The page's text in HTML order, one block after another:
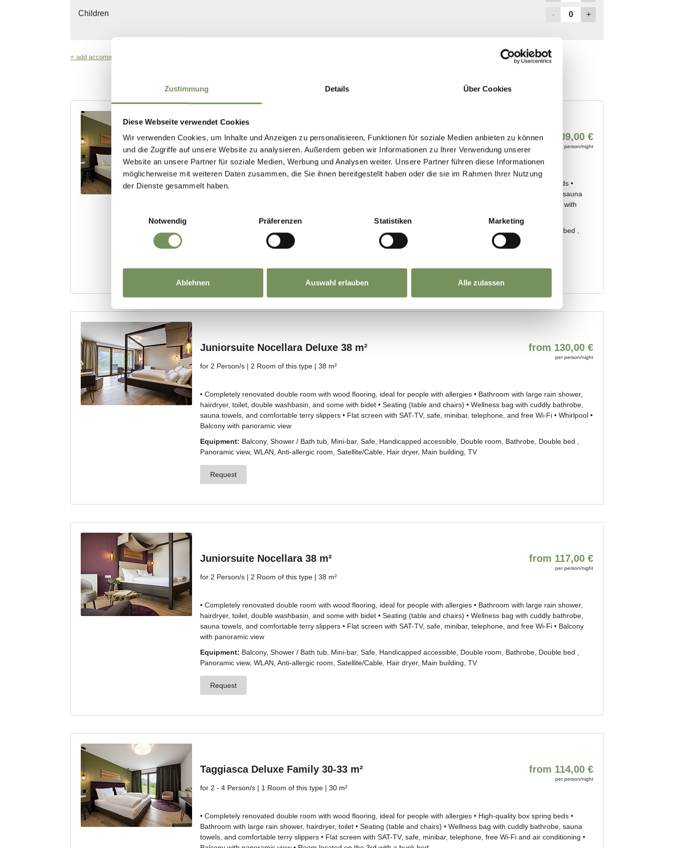
Zustimmung Details Über Cookies
Diese Webseite verwendet Cookies
Wir verwenden Cookies, um Inhalte und Anzeigen zu personalisieren, Funktionen für soziale Medien anbieten zu können
und die Zugriffe auf unsere Website zu analysieren. Außerdem geben wir Informationen zu Ihrer Verwendung unserer
Website an unsere Partner für soziale Medien, Werbung und Analysen weiter. Unsere Partner führen diese Informationen
möglicherweise mit weiteren Daten zusammen, die Sie ihnen bereitgestellt haben oder die sie im Rahmen Ihrer Nutzung
der Dienste gesammelt haben.
Notwendig
Präferenzen Statistiken Marketing
Ablehnen Auswahl erlauben Alle zulassen